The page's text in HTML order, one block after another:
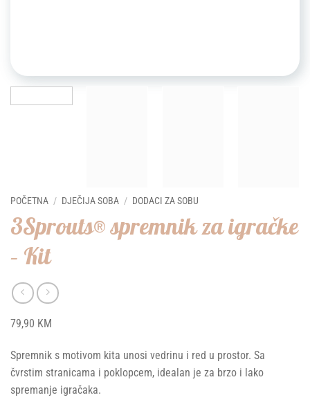
POČETNA / DJEČIJA SOBA / DODACI ZA SOBU
3Sprouts® spremnik za igračke
– Kit
79,90 KM
Spremnik s motivom kita unosi vedrinu i red u prostor. Sa
čvrstim stranicama i poklopcem, idealan je za brzo i lako
spremanje igračaka.